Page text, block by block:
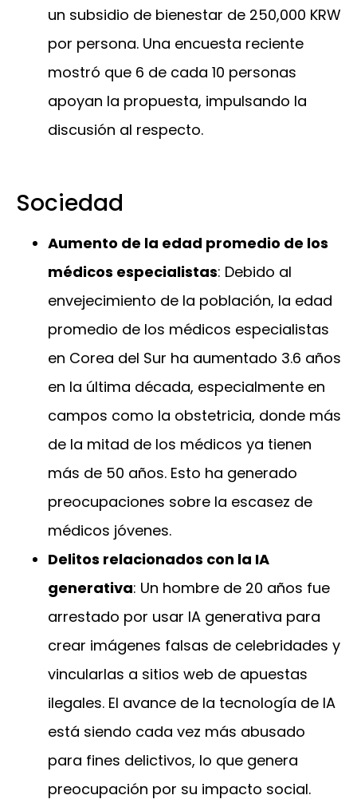
un subsidio de bienestar de 250,000 KRW
por persona. Una encuesta reciente
mostró que 6 de cada 10 personas
apoyan la propuesta, impulsando la
discusión al respecto.
Sociedad
Aumento de la edad promedio de los
médicos especialistas: Debido al
envejecimiento de la población, la edad
promedio de los médicos especialistas
en Corea del Sur ha aumentado 3.6 años
en la última década, especialmente en
campos como la obstetricia, donde más
de la mitad de los médicos ya tienen
más de 50 años. Esto ha generado
preocupaciones sobre la escasez de
médicos jóvenes.
Delitos relacionados con la IA
generativa: Un hombre de 20 años fue
arrestado por usar IA generativa para
crear imágenes falsas de celebridades y
vincularlas a sitios web de apuestas
ilegales. El avance de la tecnología de IA
está siendo cada vez más abusado
para fines delictivos, lo que genera
preocupación por su impacto social.